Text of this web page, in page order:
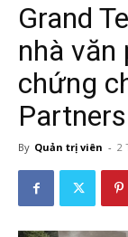
Grand
nhà văn
chứng
Partners
By Quản trị viên - 2